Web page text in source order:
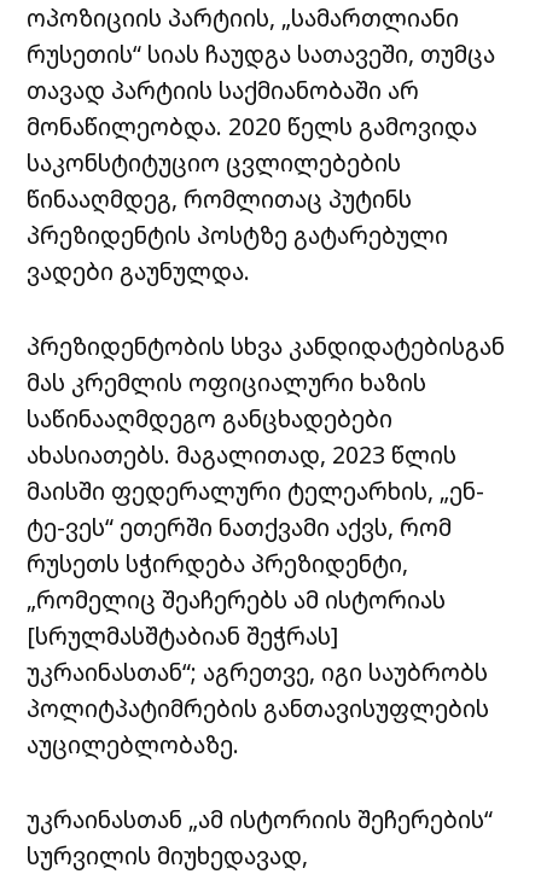
ოპოზიციის პარტიის, „სამართლიანი
რუსეთის“ სიას ჩაუდგა სათავეში, თუმცა
თავად პარტიის საქმიანობაში არ
მონაწილეობდა. 2020 წელს გამოვიდა
საკონსტიტუციო ცვლილებების
წინააღმდეგ, რომლითაც პუტინს
პრეზიდენტის პოსტზე გატარებული
ვადები გაუნულდა.
პრეზიდენტობის სხვა კანდიდატებისგან
მას კრემლის ოფიციალური ხაზის
საწინააღმდეგო განცხადებები
ახასიათებს. მაგალითად, 2023 წლის
მაისში ფედერალური ტელეარხის, „ენ-
ტე-ვეს“ ეთერში ნათქვამი აქვს, რომ
რუსეთს სჭირდება პრეზიდენტი,
„რომელიც შეაჩერებს ამ ისტორიას
[სრულმასშტაბიან შეჭრას]
უკრაინასთან“; აგრეთვე, იგი საუბრობს
პოლიტპატიმრების განთავისუფლების
აუცილებლობაზე.
უკრაინასთან „ამ ისტორიის შეჩერების“
სურვილის მიუხედავად,